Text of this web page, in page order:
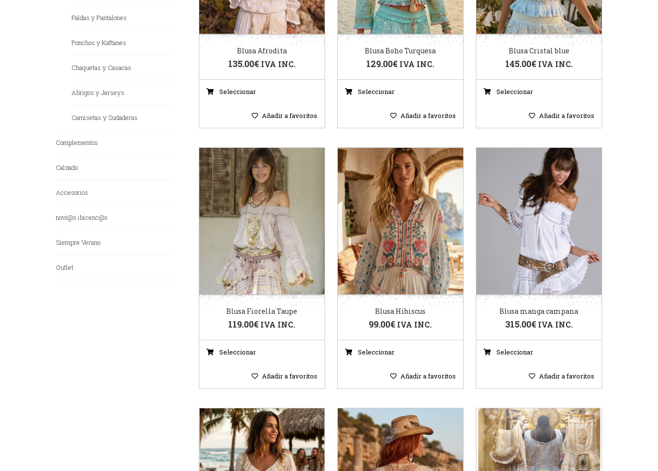
Blusa Afrodita
135.00€ IVA INC.
Seleccionar
Añadir a favoritos
Blusa Boho Turquesa
129.00€ IVA INC.
Seleccionar
Añadir a favoritos
Blusa Cristal blue
145.00€ IVA INC.
Seleccionar
Añadir a favoritos
Blusa Fiorella Taupe
119.00€ IVA INC.
Seleccionar
Añadir a favoritos
Blusa Hibiscus
99.00€ IVA INC.
Seleccionar
Añadir a favoritos
Blusa manga campana
315.00€ IVA INC.
Seleccionar
Añadir a favoritos
Faldas y Pantalones
Ponchos y Kaftanes
Chaquetas y Casacas
Abrigos y Jerseys
Camisetas y Sudaderas
Complementos
Calzado
Accesorios
novi@s ibicenc@s
Siempre Verano
Outlet